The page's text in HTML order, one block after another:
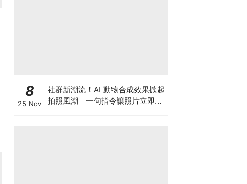
8
25 Nov
社群新潮流！AI 動物合成效果掀起
拍照風潮 一句指令讓照片立即升